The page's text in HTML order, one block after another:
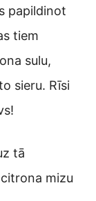
papildinot
tiem
sulu,
sieru. Rīsi
tā
mizu